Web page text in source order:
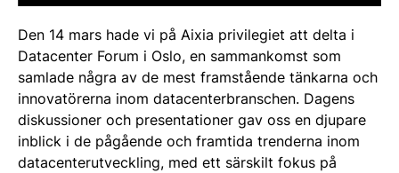
Den 14 mars hade vi på Aixia privilegiet att delta i
Datacenter Forum i Oslo, en sammankomst som
samlade några av de mest framstående tänkarna och
innovatörerna inom datacenterbranschen. Dagens
diskussioner och presentationer gav oss en djupare
inblick i de pågående och framtida trenderna inom
datacenterutveckling, med ett särskilt fokus på